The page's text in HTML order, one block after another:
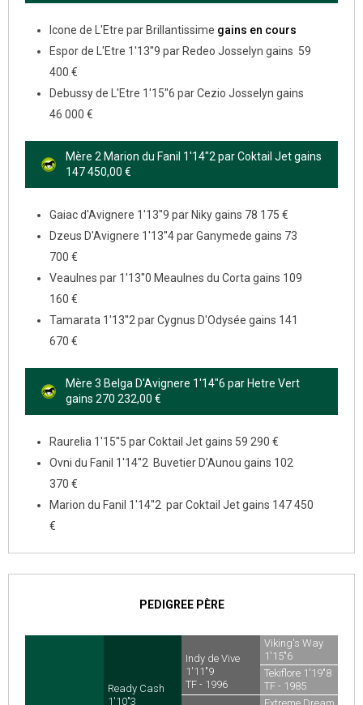
Icone de L'Etre par Brillantissime gains en cours
Espor de L'Etre 1'13''9 par Redeo Josselyn gains 59
400 €
Debussy de L'Etre 1'15''6 par Cezio Josselyn gains
46 000 €
Mère 2 Marion du Fanil 1'14"2 par Coktail Jet gains
147 450,00 €
Gaiac d'Avignere 1'13''9 par Niky gains 78 175 €
Dzeus D'Avignere 1'13''4 par Ganymede gains 73
700 €
Veaulnes par 1'13''0 Meaulnes du Corta gains 109
160 €
Tamarata 1'13''2 par Cygnus D'Odysée gains 141
670 €
Mère 3 Belga D'Avignere 1'14"6 par Hetre Vert
gains 270 232,00 €
Raurelia 1'15''5 par Coktail Jet gains 59 290 €
Ovni du Fanil 1'14''2 Buvetier D'Aunou gains 102
370 €
Marion du Fanil 1'14''2 par Coktail Jet gains 147 450
€
PEDIGREE PÈRE
Ready Cash
1'10"3
Indy de Vive
1'11"9
TF - 1996
Viking's Way
1'15"6
TF - 1987
Tekiflore 1'19"8
TF - 1985
Extreme Dream